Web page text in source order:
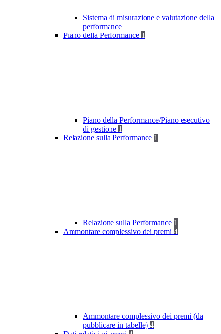
Sistema di misurazione e valutazione della
performance
Piano della Performance 1
Piano della Performance/Piano esecutivo
di gestione 1
Relazione sulla Performance 1
Relazione sulla Performance 1
Ammontare complessivo dei premi 4
Ammontare complessivo dei premi (da
pubblicare in tabelle) 4